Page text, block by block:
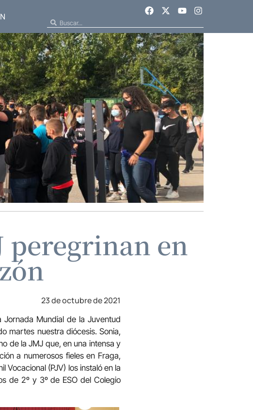
peregrinan en
23 de octubre de 2021
Jornada Mundial de la Juventud
martes nuestra diócesis. Sonia,
de la JMJ que, en una intensa y
a numerosos fieles en Fraga,
Vocacional (PJV) los instaló en la
de 2º y 3º de ESO del Colegio